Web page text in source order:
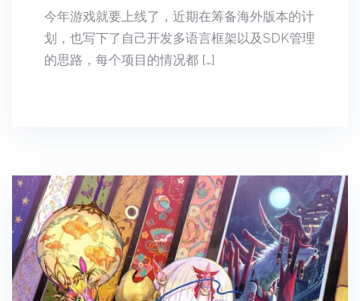
今年游戏就要上线了，近期在筹备海外版本的计
划，也写下了自己开发多语言框架以及SDK管理
的思路，每个项目的情况都 […]